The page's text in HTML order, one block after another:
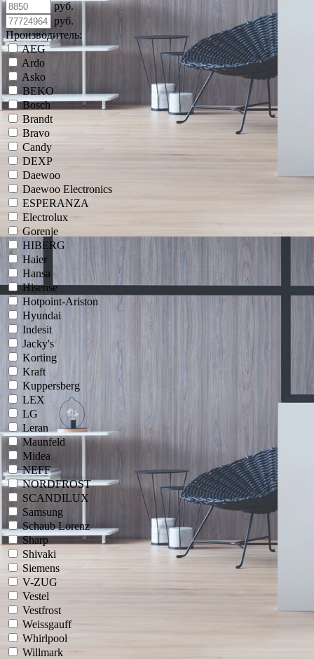
руб.
руб.
Производитель:
AEG
Ardo
Asko
BEKO
Bosch
Brandt
Bravo
Candy
DEXP
Daewoo
Daewoo Electronics
ESPERANZA
Electrolux
Gorenje
HIBERG
Haier
Hansa
Hisense
Hotpoint-Ariston
Hyundai
Indesit
Jacky's
Korting
Kraft
Kuppersberg
LEX
LG
Leran
Maunfeld
Midea
NEFF
NORDFROST
SCANDILUX
Samsung
Schaub Lorenz
Sharp
Shivaki
Siemens
V-ZUG
Vestel
Vestfrost
Weissgauff
Whirlpool
Willmark